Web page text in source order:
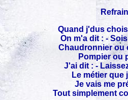
Refrain
Quand j'dus
On m'a dit : -
Chaudronnier ou
Pompier ou
J'ai dit : -
Le métier que
Je vais me
Tout simplement